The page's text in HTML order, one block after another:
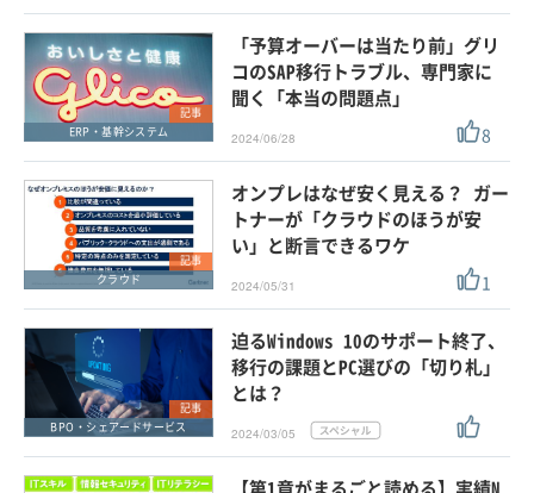
記事
ERP・基幹システム
「予算オーバーは当たり前」グリ
コのSAP移行トラブル、専門家に
聞く「本当の問題点」
2024/06/28 8
記事
クラウド
オンプレはなぜ安く見える？ ガー
トナーが「クラウドのほうが安
い」と断言できるワケ
2024/05/31 1
記事
BPO・シェアードサービス
迫るWindows 10のサポート終了、
移行の課題とPC選びの「切り札」
とは？
2024/03/05